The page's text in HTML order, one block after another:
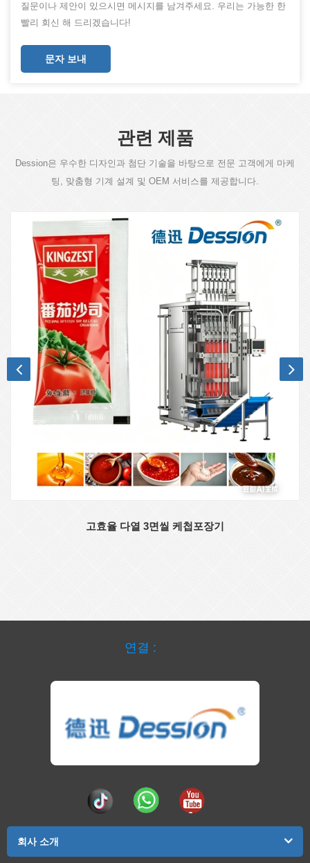
질문이나 제안이 있으시면 메시지를 남겨주세요. 우리는 가능한 한
빨리 회신 해 드리겠습니다!
문자 보내
관련 제품
Dession은 우수한 디자인과 첨단 기술을 바탕으로 전문 고객에게 마케
팅, 맞춤형 기계 설계 및 OEM 서비스를 제공합니다.
고효율 다열 3면씰 케첩포장기
연결 :
회사 소개